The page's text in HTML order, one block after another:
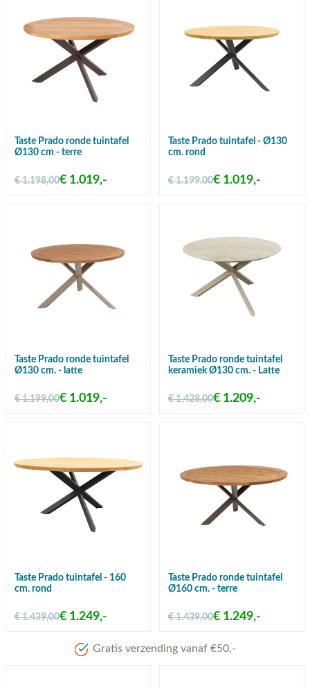
Taste Prado ronde tuintafel
Ø130 cm - terre
€ 1.198,00€ 1.019,-
Taste Prado tuintafel - Ø130
cm. rond
€ 1.199,00€ 1.019,-
Taste Prado ronde tuintafel
Ø130 cm. - latte
€ 1.199,00€ 1.019,-
Taste Prado ronde tuintafel
keramiek Ø130 cm. - Latte
€ 1.428,00€ 1.209,-
Taste Prado tuintafel - 160
cm. rond
€ 1.439,00€ 1.249,-
Taste Prado ronde tuintafel
Ø160 cm. - terre
€ 1.439,00€ 1.249,-